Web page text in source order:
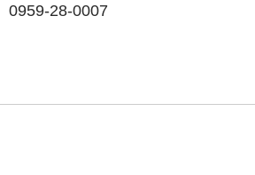
0959-28-0007